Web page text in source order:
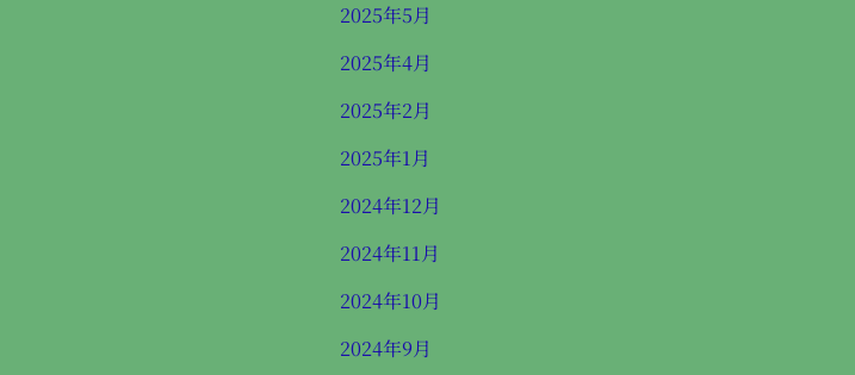
2025年5月
2025年4月
2025年2月
2025年1月
2024年12月
2024年11月
2024年10月
2024年9月